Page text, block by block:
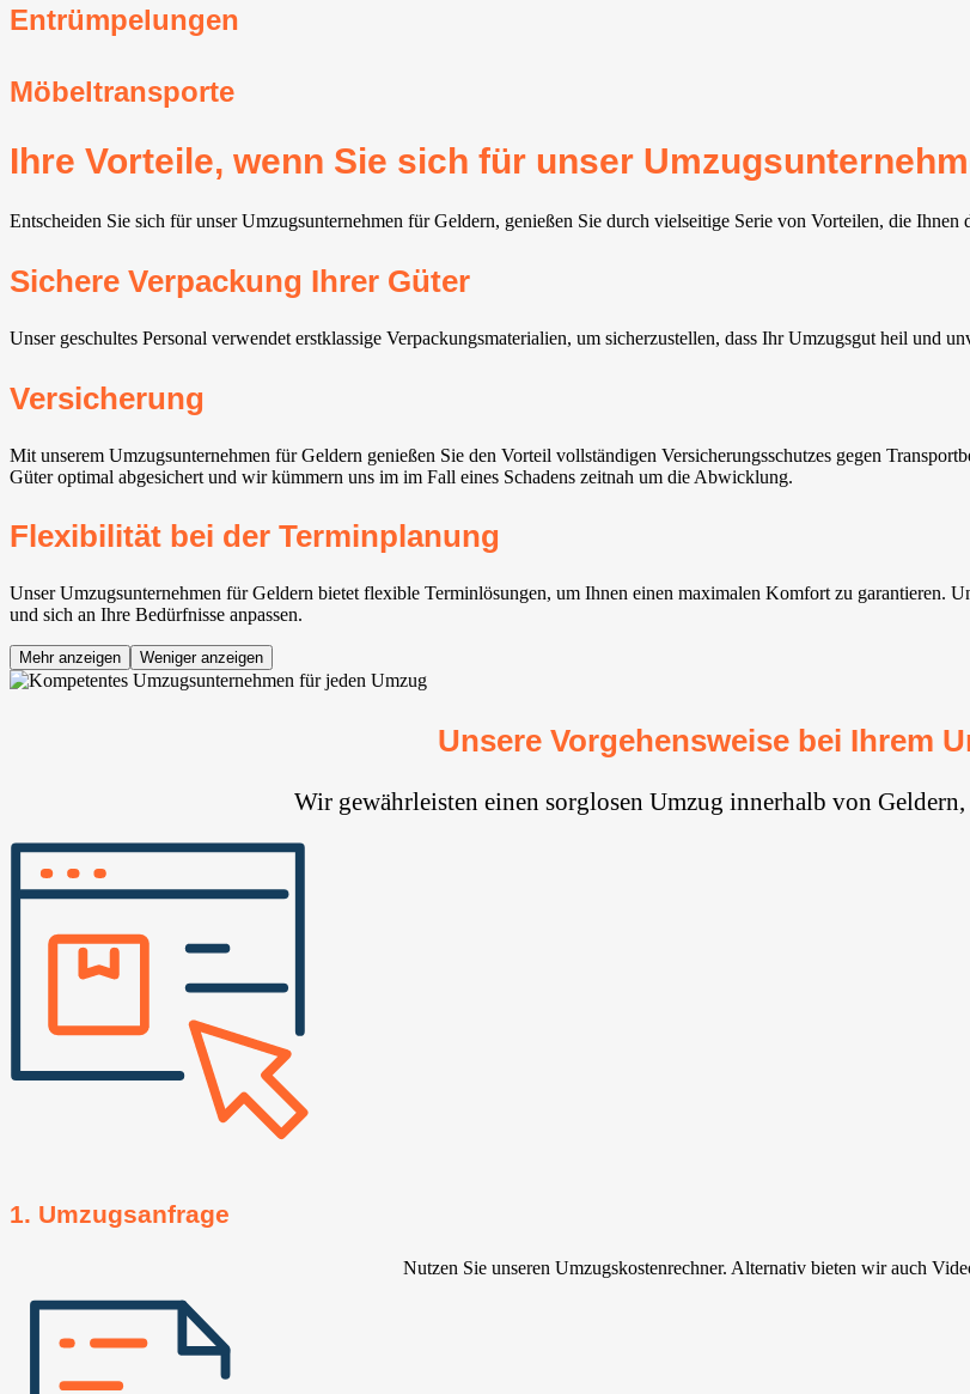
Entrümpelungen
Möbeltransporte
Ihre Vorteile, wenn Sie sich für unser
Entscheiden Sie sich für unser Umzugsunternehmen für Geldern, genießen Sie durch vielseitige Serie von Vorteilen, die Ihnen
Sichere Verpackung Ihrer Güter
Unser geschultes Personal verwendet erstklassige Verpackungsmaterialien, um sicherzustellen, dass Ihr Umzugsgut heil und
Versicherung
Mit unserem Umzugsunternehmen für Geldern genießen Sie den Vorteil vollständigen Versicherungsschutzes gegen
Güter optimal abgesichert und wir kümmern uns im im Fall eines Schadens zeitnah um die Abwicklung.
Flexibilität bei der Terminplanung
Unser Umzugsunternehmen für Geldern bietet flexible Terminlösungen, um Ihnen einen maximalen Komfort zu garantieren.
und sich an Ihre Bedürfnisse anpassen.
Mehr anzeigen Weniger anzeigen
Unsere Vorgehensweise bei Ihrem
Wir gewährleisten einen sorglosen Umzug innerhalb von
1. Umzugsanfrage
Nutzen Sie unseren Umzugskostenrechner. Alternativ bieten wir auch